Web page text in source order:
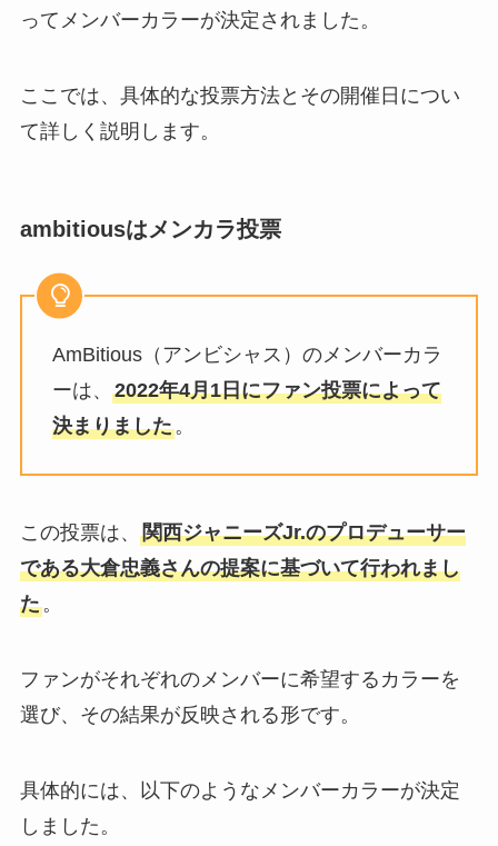
方法を解説！第1希望複数のやり
snowmanメンバー同士キスを紹
段）服の売ってる場所も調査
せくしーぞーんのファンクラブの
ジャニーズで誰でも知ってる曲
ってメンバーカラーが決定されました。
ここでは、具体的な投票方法とその開催日につい
て詳しく説明します。
ambitiousはメンカラ投票
AmBitious（アンビシャス）のメンバーカラ
ーは、 2022年4月1日にファン投票によって
決まりました。
この投票は、 関西ジャニーズJr.のプロデューサー
である大倉忠義さんの提案に基づいて行われまし
た。
ファンがそれぞれのメンバーに希望するカラーを
選び、その結果が反映される形です。
具体的には、以下のようなメンバーカラーが決定
しました。